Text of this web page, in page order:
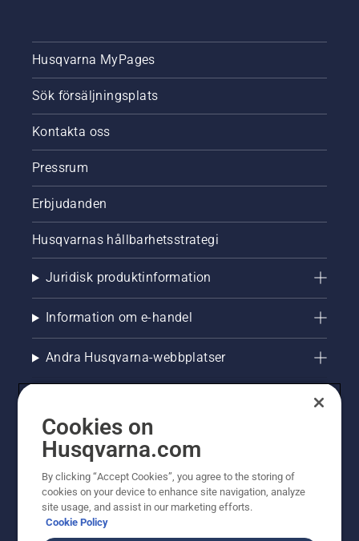
Husqvarna MyPages
Sök försäljningsplats
Kontakta oss
Pressrum
Erbjudanden
Husqvarnas hållbarhetsstrategi
Juridisk produktinformation
Information om e-handel
Andra Husqvarna-webbplatser
© Husqvarna AB (publ). All rights reserved. Priserna
Cookies on
Husqvarna.com
By clicking “Accept Cookies”, you agree to the storing of
cookies on your device to enhance site navigation, analyze
site usage, and assist in our marketing efforts.
Cookie Policy